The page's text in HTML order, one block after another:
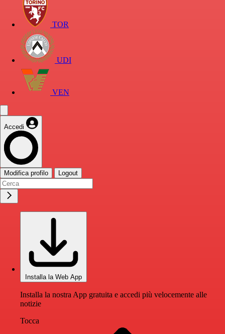
TOR
UDI
VEN
Accedi
Modifica profilo Logout
Installa la Web App
Installa la nostra App gratuita e accedi più velocemente alle
notizie
Tocca